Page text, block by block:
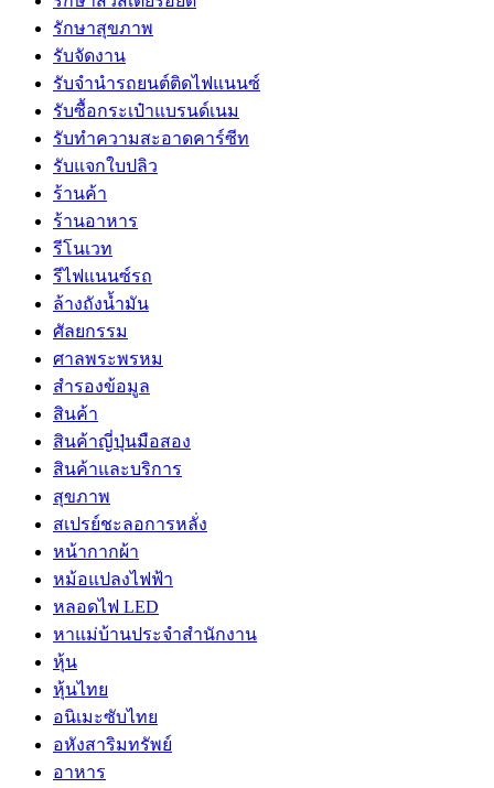
รักษาสุขภาพ
รับจัดงาน
รับจํานํารถยนต์ติดไฟแนนซ์
รับซื้อกระเป๋าแบรนด์เนม
รับทำความสะอาดคาร์ซีท
รับแจกใบปลิว
ร้านค้า
ร้านอาหาร
รีโนเวท
รีไฟแนนซ์รถ
ล้างถังน้ำมัน
ศัลยกรรม
ศาลพระพรหม
สำรองข้อมูล
สินค้า
สินค้าญี่ปุ่นมือสอง
สินค้าและบริการ
สุขภาพ
สเปรย์ชะลอการหลั่ง
หน้ากากผ้า
หม้อแปลงไฟฟ้า
หลอดไฟ LED
หาแม่บ้านประจำสำนักงาน
หุ้น
หุ้นไทย
อนิเมะซับไทย
อหังสาริมทรัพย์
อาหาร